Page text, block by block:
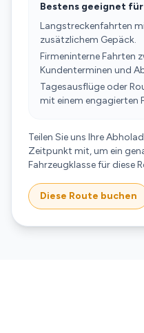
Bestens geeignet für
Langstreckenfahrten
zusätzlichem Gepäck.
Firmeninterne Fahrten
Kundenterminen und
Tagesausflüge oder
mit einem engagierten
Teilen Sie uns Ihre
Zeitpunkt mit, um ein
Fahrzeugklasse für diese
Diese Route buchen